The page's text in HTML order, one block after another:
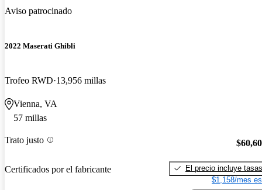
Aviso patrocinado
2022 Maserati Ghibli
Trofeo RWD 13,956 millas
Vienna, VA
57 millas
Trato justo
Certificados por el fabricante
El precio incluye tasas
$1,158/mes